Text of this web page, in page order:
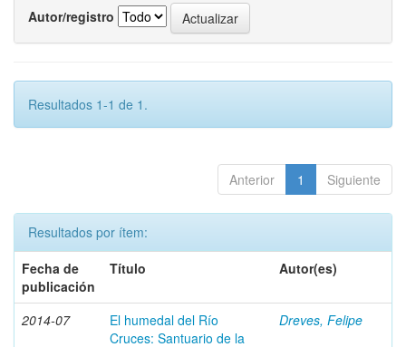
Autor/registro
Resultados 1-1 de 1.
Anterior 1 Siguiente
Resultados por ítem:
Fecha de
publicación
Título Autor(es)
2014-07
El humedal del Río
Cruces: Santuario de la
Dreves, Felipe